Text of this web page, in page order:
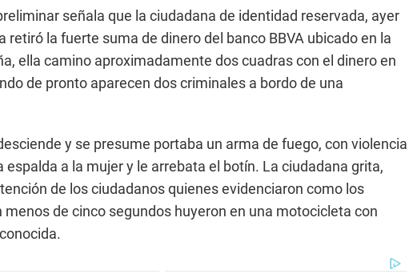
señala que la ciudadana de identidad reservada, ayer
retiró la fuerte suma de dinero del banco BBVA ubicado en la
ella camino aproximadamente dos cuadras con el dinero en
de pronto aparecen dos criminales a bordo de una
y se presume portaba un arma de fuego, con violencia
espalda a la mujer y le arrebata el botín. La ciudadana grita,
de los ciudadanos quienes evidenciaron como los
menos de cinco segundos huyeron en una motocicleta con